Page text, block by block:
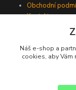
Obchodní
Kontakty
Náš e-shop a
cookies, aby Vám